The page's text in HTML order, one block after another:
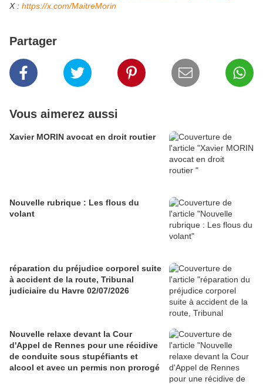
​X : https://x.com/MaitreMorin
Partager
Vous aimerez aussi
Xavier MORIN avocat en droit routier
Nouvelle rubrique : Les flous du
volant
réparation du préjudice corporel suite
à accident de la route, Tribunal
judiciaire du Havre 02/07/2026
Nouvelle relaxe devant la Cour
d'Appel de Rennes pour une récidive
de conduite sous stupéfiants et
alcool et avec un permis non prorogé